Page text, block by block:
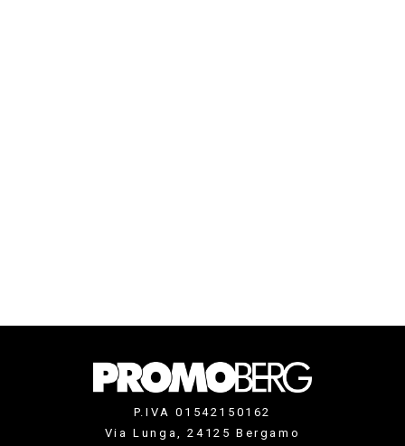
P.IVA 01542150162
Via Lunga, 24125 Bergamo